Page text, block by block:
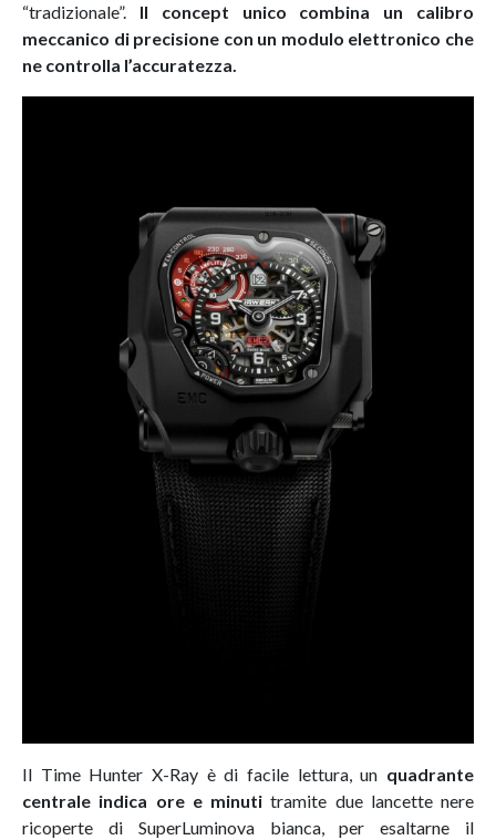
“tradizionale”. Il concept unico combina un calibro
meccanico di precisione con un modulo elettronico che
ne controlla l’accuratezza.
Il Time Hunter X-Ray è di facile lettura, un quadrante
centrale indica ore e minuti tramite due lancette nere
ricoperte di SuperLuminova bianca, per esaltarne il